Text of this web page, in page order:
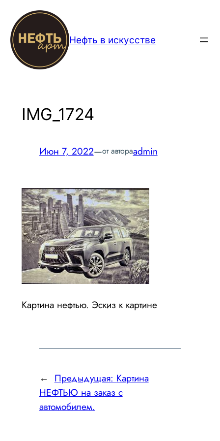
Перейти
содержимому
Нефть в искусстве
IMG_1724
Июн 7, 2022—от автораadmin
Картина нефтью. Эскиз к картине
← Предыдущая: Картина
НЕФТЬЮ на заказ с
автомобилем.